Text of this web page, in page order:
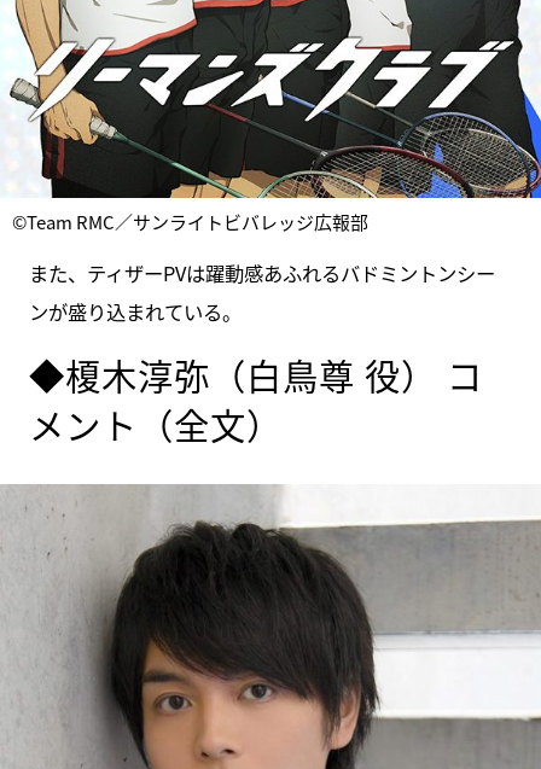
©Team RMC／サンライトビバレッジ広報部
また、ティザーPVは躍動感あふれるバドミントンシー
ンが盛り込まれている。
◆榎木淳弥（白鳥尊 役） コ
メント（全文）